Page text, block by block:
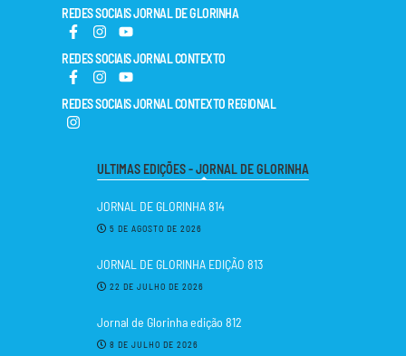
REDES SOCIAIS JORNAL DE GLORINHA
REDES SOCIAIS JORNAL CONTEXTO
REDES SOCIAIS JORNAL CONTEXTO REGIONAL
ULTIMAS EDIÇÕES - JORNAL DE GLORINHA
JORNAL DE GLORINHA 814
5 DE AGOSTO DE 2026
JORNAL DE GLORINHA EDIÇÃO 813
22 DE JULHO DE 2026
Jornal de Glorinha edição 812
8 DE JULHO DE 2026